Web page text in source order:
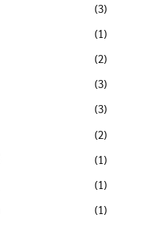
(3)
(1)
(2)
(3)
(3)
(2)
(1)
(1)
(1)